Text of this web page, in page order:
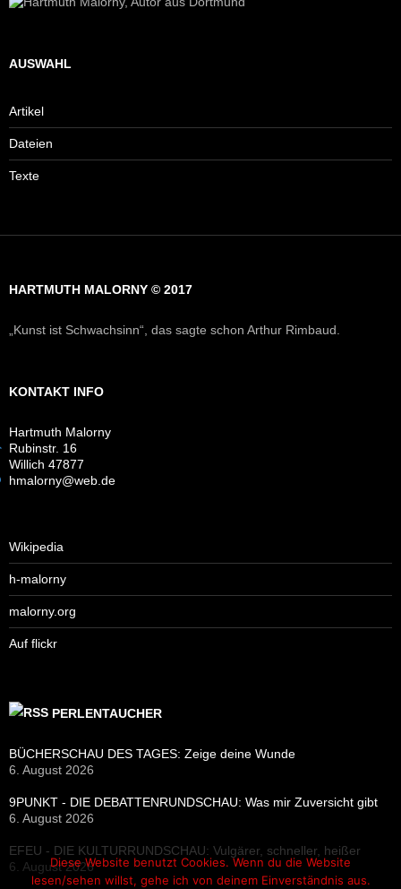
AUSWAHL
Artikel
Dateien
Texte
HARTMUTH MALORNY © 2017
„Kunst ist Schwachsinn“, das sagte schon Arthur Rimbaud.
KONTAKT INFO
Hartmuth Malorny
Rubinstr. 16
Willich 47877
hmalorny@web.de
Wikipedia
h-malorny
malorny.org
Auf flickr
PERLENTAUCHER
BÜCHERSCHAU DES TAGES: Zeige deine Wunde
6. August 2026
9PUNKT - DIE DEBATTENRUNDSCHAU: Was mir Zuversicht gibt
6. August 2026
EFEU - DIE KULTURRUNDSCHAU: Vulgärer, schneller, heißer
6. August 2026Diese Website benutzt Cookies. Wenn du die Website
lesen/sehen willst, gehe ich von deinem Einverständnis aus.